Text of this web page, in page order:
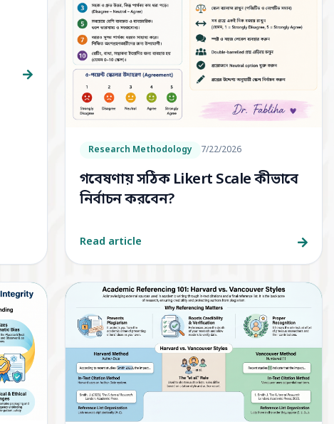
Research Methodology 7/22/2026
গবেষণায় সঠিক Likert Scale কীভাবে
নির্বাচন করবেন?
Read article